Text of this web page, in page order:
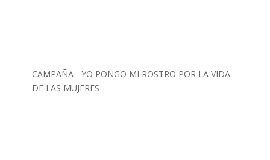
CAMPAÑA - YO PONGO MI ROSTRO POR LA VIDA
DE LAS MUJERES